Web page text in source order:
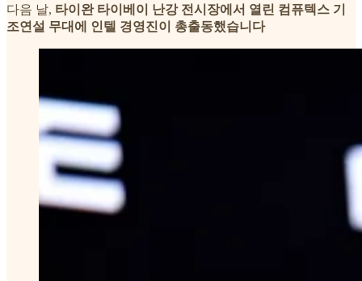
다음 날, 타이완 타이베이 난강 전시장에서 열린 컴퓨텍스 기
조연설 무대에 인텔 경영진이 총출동했습니다